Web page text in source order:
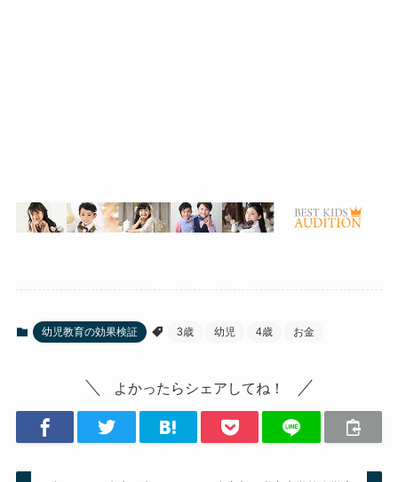
幼児教育の効果検証 3歳 幼児 4歳 お金
よかったらシェアしてね！